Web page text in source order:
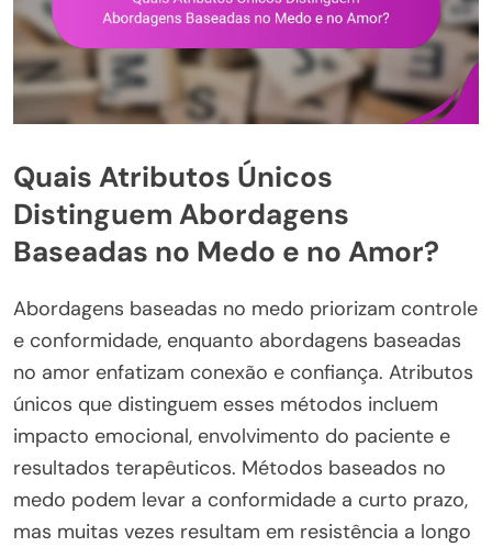
Quais Atributos Únicos
Distinguem Abordagens
Baseadas no Medo e no Amor?
Abordagens baseadas no medo priorizam controle
e conformidade, enquanto abordagens baseadas
no amor enfatizam conexão e confiança. Atributos
únicos que distinguem esses métodos incluem
impacto emocional, envolvimento do paciente e
resultados terapêuticos. Métodos baseados no
medo podem levar a conformidade a curto prazo,
mas muitas vezes resultam em resistência a longo